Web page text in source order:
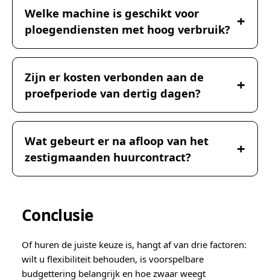
Welke machine is geschikt voor
ploegendiensten met hoog verbruik?
Zijn er kosten verbonden aan de
proefperiode van dertig dagen?
Wat gebeurt er na afloop van het
zestigmaanden huurcontract?
Conclusie
Of huren de juiste keuze is, hangt af van drie factoren:
wilt u flexibiliteit behouden, is voorspelbare
budgettering belangrijk en hoe zwaar weegt